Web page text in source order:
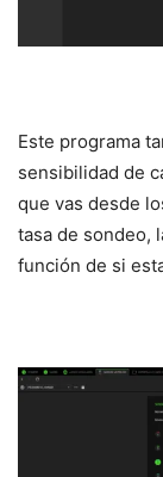
Este programa
sensibilidad de
que vas desde
tasa de sondeo,
función de si